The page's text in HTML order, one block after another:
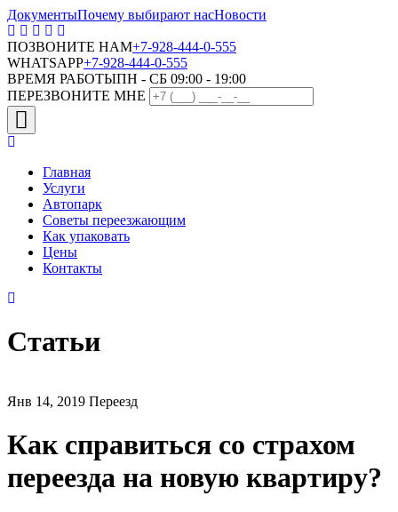
ДокументыПочему выбирают насНовости
ПОЗВОНИТЕ НАМ+7-928-444-0-555
WHATSAPP+7-928-444-0-555
ВРЕМЯ РАБОТЫПН - СБ 09:00 - 19:00
ПЕРЕЗВОНИТЕ МНЕ
Главная
Услуги
Автопарк
Советы переезжающим
Как упаковать
Цены
Контакты
Статьи
Янв 14, 2019 Переезд
Как справиться со страхом
переезда на новую квартиру?